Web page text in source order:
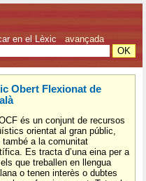
en el Lèxic avançada
Obert Flexionat de
és un conjunt de recursos
orientat al gran públic,
també a la comunitat
Es tracta d’una eina per a
que treballen en llengua
o tenen interès o dubtes